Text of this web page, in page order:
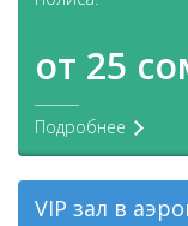
от 25
Подробнее
VIP зал в